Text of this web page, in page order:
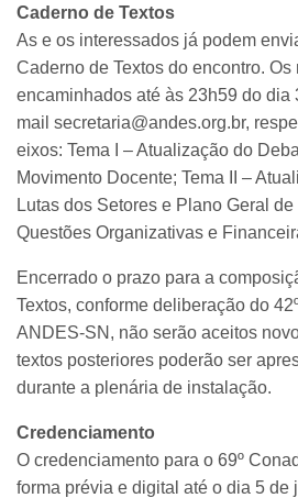
Caderno de Textos
As e os interessados já podem
Caderno de Textos do encontro.
encaminhados até às 23h59 do dia
mail secretaria@andes.org.br,
eixos: Tema I – Atualização do
Movimento Docente; Tema II –
Lutas dos Setores e Plano Geral de
Questões Organizativas e
Encerrado o prazo para a
Textos, conforme deliberação do
ANDES-SN, não serão aceitos
textos posteriores poderão ser
durante a plenária de instalação.
Credenciamento
O credenciamento para o 69º
forma prévia e digital até o dia 5 de